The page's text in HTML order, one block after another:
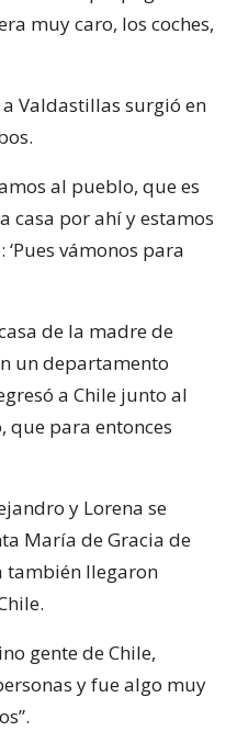
muy caro, los coches,
Valdastillas surgió en
al pueblo, que es
casa por ahí y estamos
‘Pues vámonos para
de la madre de
un departamento
a Chile junto al
que para entonces
y Lorena se
María de Gracia de
también llegaron
gente de Chile,
y fue algo muy